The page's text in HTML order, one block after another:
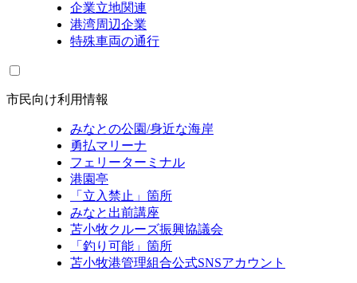
企業立地関連
港湾周辺企業
特殊車両の通行
市民向け利用情報
みなとの公園/身近な海岸
勇払マリーナ
フェリーターミナル
港園亭
「立入禁止」箇所
みなと出前講座
苫小牧クルーズ振興協議会
「釣り可能」箇所
苫小牧港管理組合公式SNSアカウント